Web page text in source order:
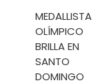
MEDALLISTA
OLÍMPICO
BRILLA EN
SANTO
DOMINGO